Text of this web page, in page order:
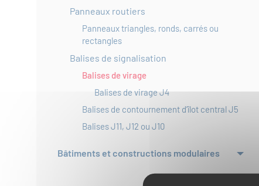
Panneaux routiers
Panneaux triangles, ronds, carrés ou
rectangles
Balises de signalisation
Balises de virage
Balises de virage J4
Balises de contournement d’îlot central J5
Balises J11, J12 ou J10
Bâtiments et constructions modulaires